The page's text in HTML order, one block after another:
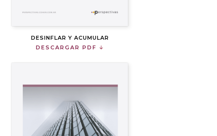
DESINFLAR Y ACUMULAR
DESCARGAR PDF